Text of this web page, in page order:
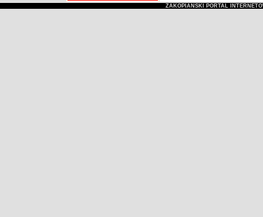
ZAKOPIAŃSKI PORTAL